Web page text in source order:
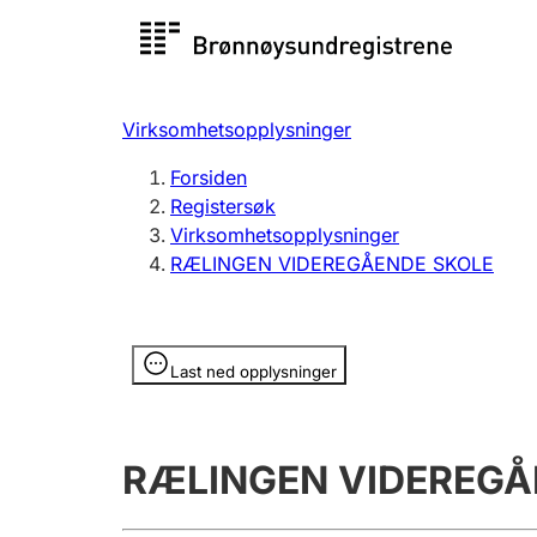
Registersøk
Registrere, endre, slette
Virksomhetsopplysninger
Forsiden
Registersøk
Virksomhetsopplysninger
RÆLINGEN VIDEREGÅENDE SKOLE
Last ned opplysninger
Opplysninger er skjult
RÆLINGEN